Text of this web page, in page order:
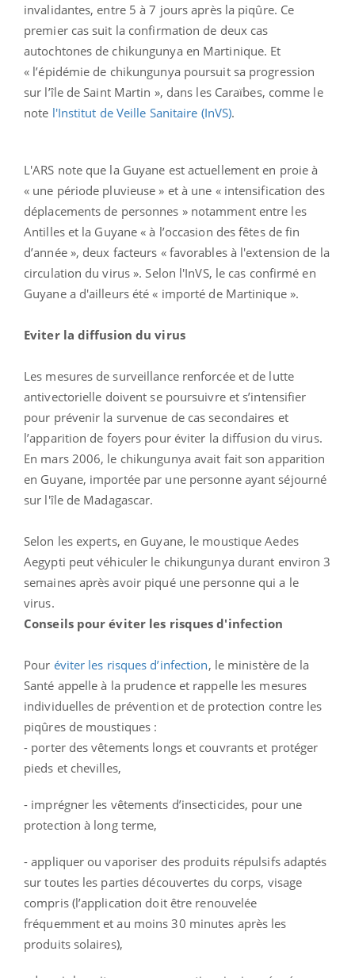
invalidantes, entre 5 à 7 jours après la piqûre. Ce
premier cas suit la confirmation de deux cas
autochtones de chikungunya en Martinique. Et
« l’épidémie de chikungunya poursuit sa progression
sur l’île de Saint Martin », dans les Caraïbes, comme le
note l'Institut de Veille Sanitaire (InVS).
L'ARS note que la Guyane est actuellement en proie à
« une période pluvieuse » et à une « intensification des
déplacements de personnes » notamment entre les
Antilles et la Guyane « à l’occasion des fêtes de fin
d’année », deux facteurs « favorables à l'extension de la
circulation du virus ». Selon l'InVS, le cas confirmé en
Guyane a d'ailleurs été « importé de Martinique ».
Eviter la diffusion du virus
Les mesures de surveillance renforcée et de lutte
antivectorielle doivent se poursuivre et s’intensifier
pour prévenir la survenue de cas secondaires et
l’apparition de foyers pour éviter la diffusion du virus.
En mars 2006, le chikungunya avait fait son apparition
en Guyane, importée par une personne ayant séjourné
sur l'île de Madagascar.
Selon les experts, en Guyane, le moustique Aedes
Aegypti peut véhiculer le chikungunya durant environ 3
semaines après avoir piqué une personne qui a le
virus.
Conseils pour éviter les risques d'infection
Pour éviter les risques d’infection, le ministère de la
Santé appelle à la prudence et rappelle les mesures
individuelles de prévention et de protection contre les
piqûres de moustiques :
- porter des vêtements longs et couvrants et protéger
pieds et chevilles,
- imprégner les vêtements d’insecticides, pour une
protection à long terme,
- appliquer ou vaporiser des produits répulsifs adaptés
sur toutes les parties découvertes du corps, visage
compris (l’application doit être renouvelée
fréquemment et au moins 30 minutes après les
produits solaires),